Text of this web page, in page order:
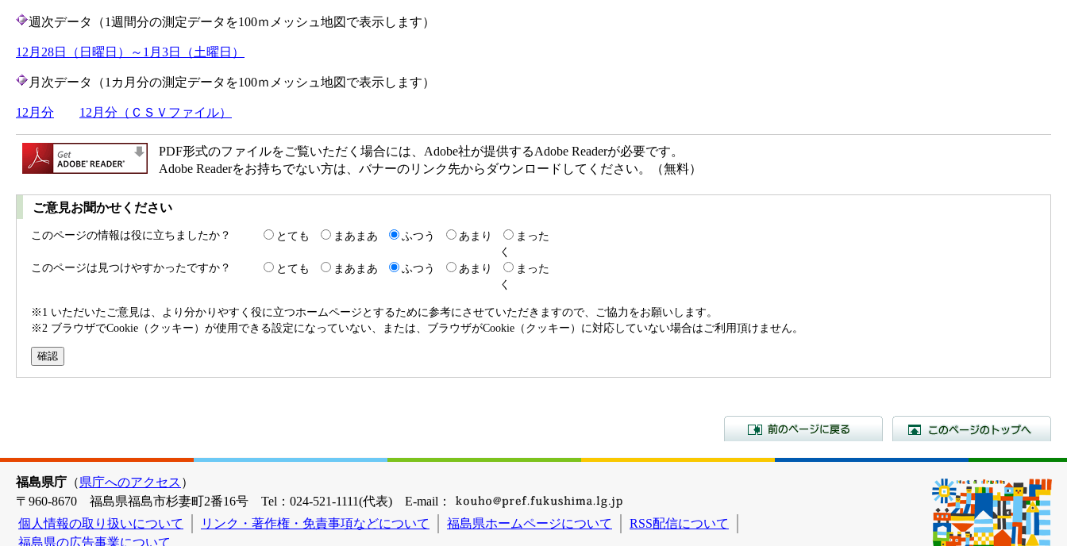
週次データ（1週間分の測定データを100ｍメッシュ地図で表示します）
12月28日（日曜日）～1月3日（土曜日）
月次データ（1カ月分の測定データを100ｍメッシュ地図で表示します）
12月分 12月分（ＣＳＶファイル）
PDF形式のファイルをご覧いただく場合には、Adobe社が提供するAdobe Readerが必要です。
Adobe Readerをお持ちでない方は、バナーのリンク先からダウンロードしてください。（無料）
ご意見お聞かせください
このページの情報は役に立ちましたか？ とても まあまあ ふつう あまり
まった
く
このページは見つけやすかったですか？
とても まあまあ ふつう あまり
まった
く
※1 いただいたご意見は、より分かりやすく役に立つホームページとするために参考にさせていただきますので、ご協力をお願いします。
※2 ブラウザでCookie（クッキー）が使用できる設定になっていない、または、ブラウザがCookie（クッキー）に対応していない場合はご利用頂けません。
前のページに戻る
福島県庁 （県庁へのアクセス ）
〒960-8670 福島県福島市杉妻町2番16号 Tel：024-521-1111(代表) E-mail：
個人情報の取り扱いについて
リンク・著作権・免責事項などについて 福島県ホームページについて
RSS配信について
福島県の広告事業について